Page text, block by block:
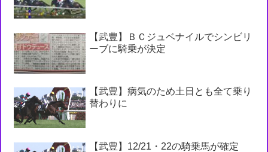
【武豊】ＢＣジュベナイルでシンビリ
ーブに騎乗が決定
【武豊】病気のため土日とも全て乗り
替わりに
【武豊】12/21・22の騎乗馬が確定